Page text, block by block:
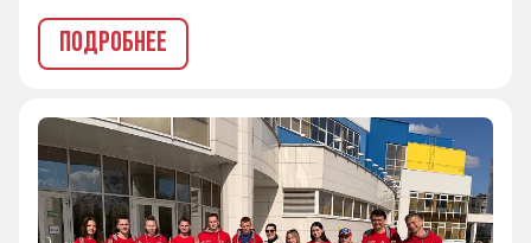
ПОДРОБНЕЕ